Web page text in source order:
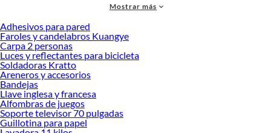
accesorios de calidad que te ayudarán a crear un espacio más tú.
Desde remodelaciones hasta proyectos de decoración, estamos aquí para hacer
tus ideas realidad. ¡Visítanos y encuentra todo lo que tenemos para ofrecerte en
Sábanas King!
Explora la variedad de productos de Sábanas King en Sodimac
Herramientas, materiales y accesorios de calidad para tus proyectos y
renovación de espacios. ¡Visítanos y descubre todo lo que tenemos para
ofrecerte!
Encuentra una amplia variedad de productos de Sábanas King en Sodimac.
Mostrar más
Adhesivos para pared
Faroles y candelabros Kuangye
Carpa 2 personas
Luces y reflectantes para bicicleta
Soldadoras Kratto
Areneros y accesorios
Bandejas
Llave inglesa y francesa
Alfombras de juegos
Soporte televisor 70 pulgadas
Guillotina para papel